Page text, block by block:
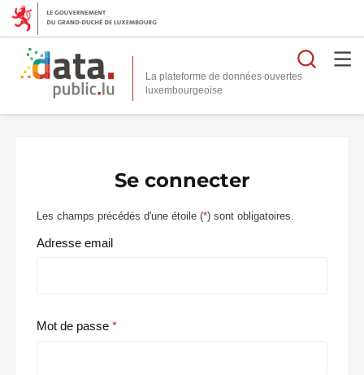
La plateforme de données ouvertes
Se connecter
Les champs précédés d'une étoile (*) sont obligatoires.
Adresse email
Mot de passe